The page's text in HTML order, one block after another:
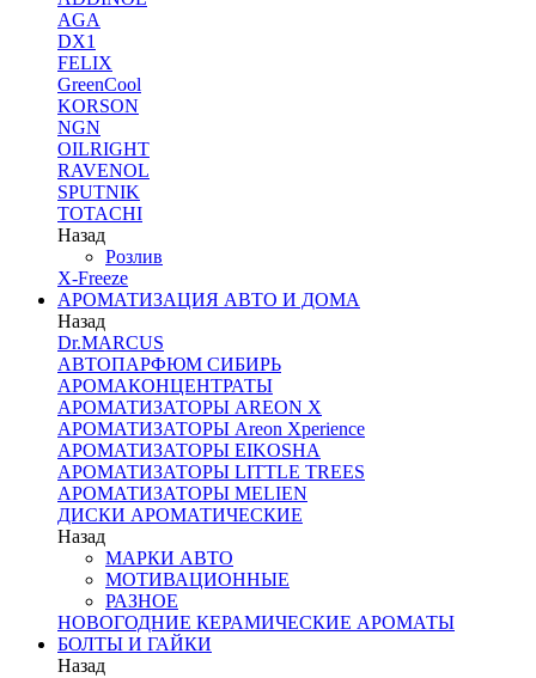
AGA
DX1
FELIX
GreenCool
KORSON
NGN
OILRIGHT
RAVENOL
SPUTNIK
TOTACHI
Назад
Розлив
X-Freeze
АРОМАТИЗАЦИЯ АВТО И ДОМА
Назад
Dr.MARCUS
АВТОПАРФЮМ СИБИРЬ
АРОМАКОНЦЕНТРАТЫ
АРОМАТИЗАТОРЫ AREON X
АРОМАТИЗАТОРЫ Areon Xperience
АРОМАТИЗАТОРЫ EIKOSHA
АРОМАТИЗАТОРЫ LITTLE TREES
АРОМАТИЗАТОРЫ MELIEN
ДИСКИ АРОМАТИЧЕСКИЕ
Назад
МАРКИ АВТО
МОТИВАЦИОННЫЕ
РАЗНОЕ
НОВОГОДНИЕ КЕРАМИЧЕСКИЕ АРОМАТЫ
БОЛТЫ И ГАЙКИ
Назад